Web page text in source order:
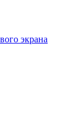
экрана